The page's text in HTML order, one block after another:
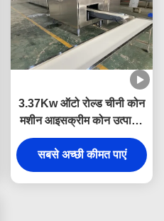
3.37Kw ऑटो रोल्ड चीनी कोन
मशीन आइसक्रीम कोन उत्पादन
संयंत्र
सबसे अच्छी कीमत पाएं